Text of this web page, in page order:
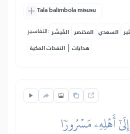
Tala balimbola misusu
التفاسير: المُيسَّر المختصر السعدي
النفحات المكية | هدايات
أَهۡلِهِۦ مَسۡرُورٗا